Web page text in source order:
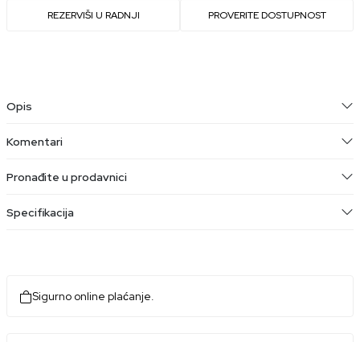
REZERVIŠI U RADNJI PROVERITE DOSTUPNOST
Opis
Komentari
Pronađite u prodavnici
Specifikacija
Sigurno online plaćanje.